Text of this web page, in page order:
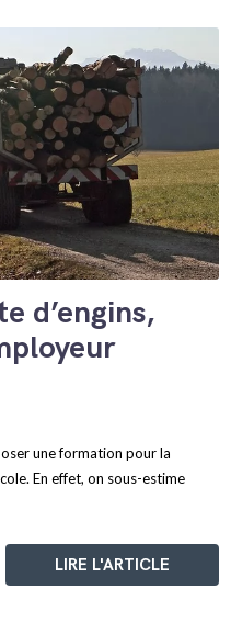
d’engins,
une formation pour la
En effet, on sous-estime
LIRE L'ARTICLE